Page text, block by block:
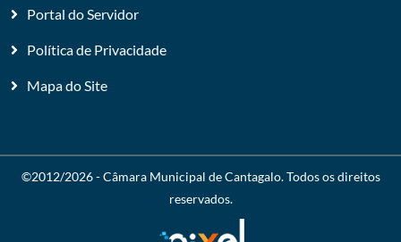
Portal do Servidor
Política de Privacidade
Mapa do Site
©2012/2026 -Câmara Municipal de Cantagalo. Todos os direitos
reservados.